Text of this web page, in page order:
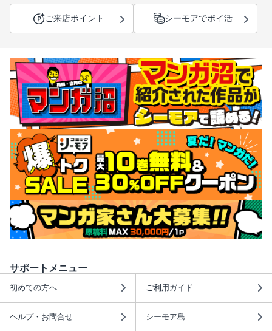
ご来店ポイント シーモアでポイ活
サポートメニュー
初めての方へ ご利用ガイド
ヘルプ・お問合せ シーモア島